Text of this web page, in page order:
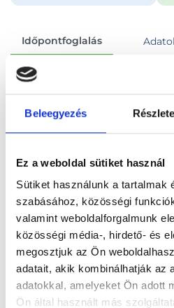
Beleegyezés
Ez a weboldal sütiket használ
Sütiket használunk a tartalmak
szabásához, közösségi
valamint weboldalforgalmunk
közösségi média-, hirdető- és
megosztjuk az Ön
adatait, akik kombinálhatják az
adatokkal, amelyeket Ön adott
Ön által használt más
Időpontfoglalás
Foglalj időpontot
Összes szakterület
Főoldal Orvosok
Bőrgyógyász, Budapest, III.
Dr. Lukács Andrea